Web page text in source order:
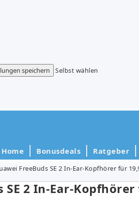
speichern
Selbst wählen
Home Bonusdeals Ratgeber
FreeBuds SE 2 In-Ear-Kopfhörer für
SE 2 In-Ear-